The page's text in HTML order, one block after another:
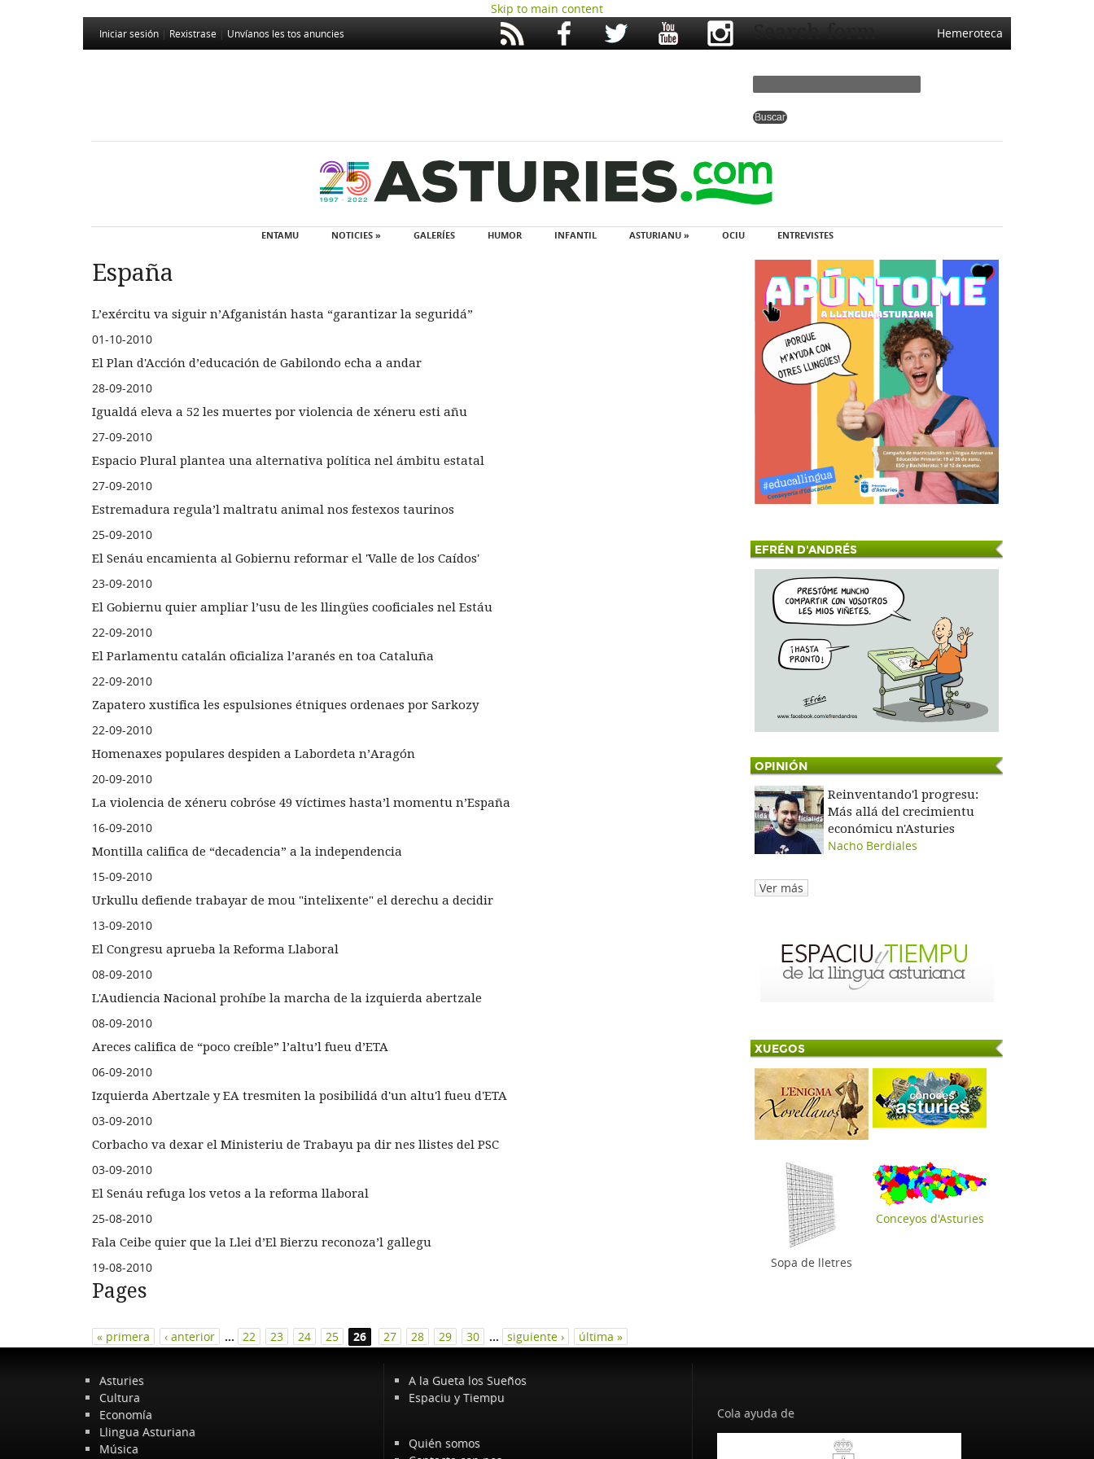
Skip to main content
Iniciar sesión Rexistrase Unvíanos les tos anuncies Hemeroteca
Search form
ENTAMU NOTICIES » GALERÍES HUMOR INFANTIL ASTURIANU » OCIU ENTREVISTES
España
L’exércitu va siguir n’Afganistán hasta “garantizar la seguridá”
01-10-2010
El Plan d'Acción d’educación de Gabilondo echa a andar
28-09-2010
Igualdá eleva a 52 les muertes por violencia de xéneru esti añu
27-09-2010
Espacio Plural plantea una alternativa política nel ámbitu estatal
27-09-2010
Estremadura regula’l maltratu animal nos festexos taurinos
25-09-2010
El Senáu encamienta al Gobiernu reformar el 'Valle de los Caídos'
23-09-2010
El Gobiernu quier ampliar l’usu de les llingües cooficiales nel Estáu
22-09-2010
El Parlamentu catalán oficializa l’aranés en toa Cataluña
22-09-2010
Zapatero xustifica les espulsiones étniques ordenaes por Sarkozy
22-09-2010
Homenaxes populares despiden a Labordeta n’Aragón
20-09-2010
La violencia de xéneru cobróse 49 víctimes hasta’l momentu n’España
16-09-2010
Montilla califica de “decadencia” a la independencia
15-09-2010
Urkullu defiende trabayar de mou "intelixente" el derechu a decidir
13-09-2010
El Congresu aprueba la Reforma Llaboral
08-09-2010
L'Audiencia Nacional prohíbe la marcha de la izquierda abertzale
08-09-2010
Areces califica de “poco creíble” l’altu’l fueu d’ETA
06-09-2010
Izquierda Abertzale y EA tresmiten la posibilidá d'un altu'l fueu d'ETA
03-09-2010
Corbacho va dexar el Ministeriu de Trabayu pa dir nes llistes del PSC
03-09-2010
El Senáu refuga los vetos a la reforma llaboral
25-08-2010
Fala Ceibe quier que la Llei d’El Bierzu reconoza’l gallegu
19-08-2010
Pages
« primera ‹ anterior … 22 23 24 25 26 27 28 29 30 … siguiente › última »
EFRÉN D'ANDRÉS
OPINIÓN
Reinventando'l progresu:
Más allá del crecimientu
económicu n'Asturies
Nacho Berdiales
Ver más
XUEGOS
Sopa de lletres
Conceyos d'Asturies
Asturies
Cultura
Economía
Llingua Asturiana
Música
A la Gueta los Sueños
Espaciu y Tiempu
Quién somos
Cola ayuda de